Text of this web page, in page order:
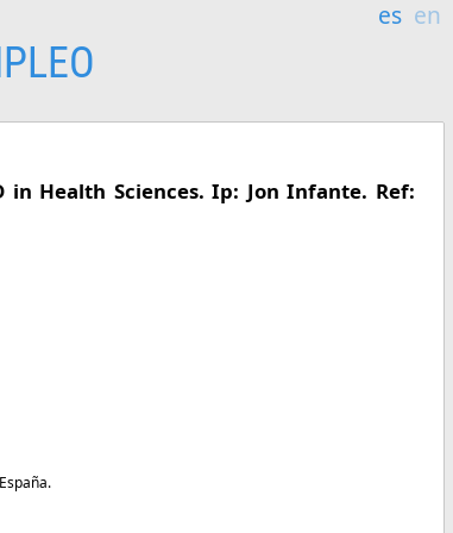
es en
Health Sciences. Ip: Jon Infante. Ref: